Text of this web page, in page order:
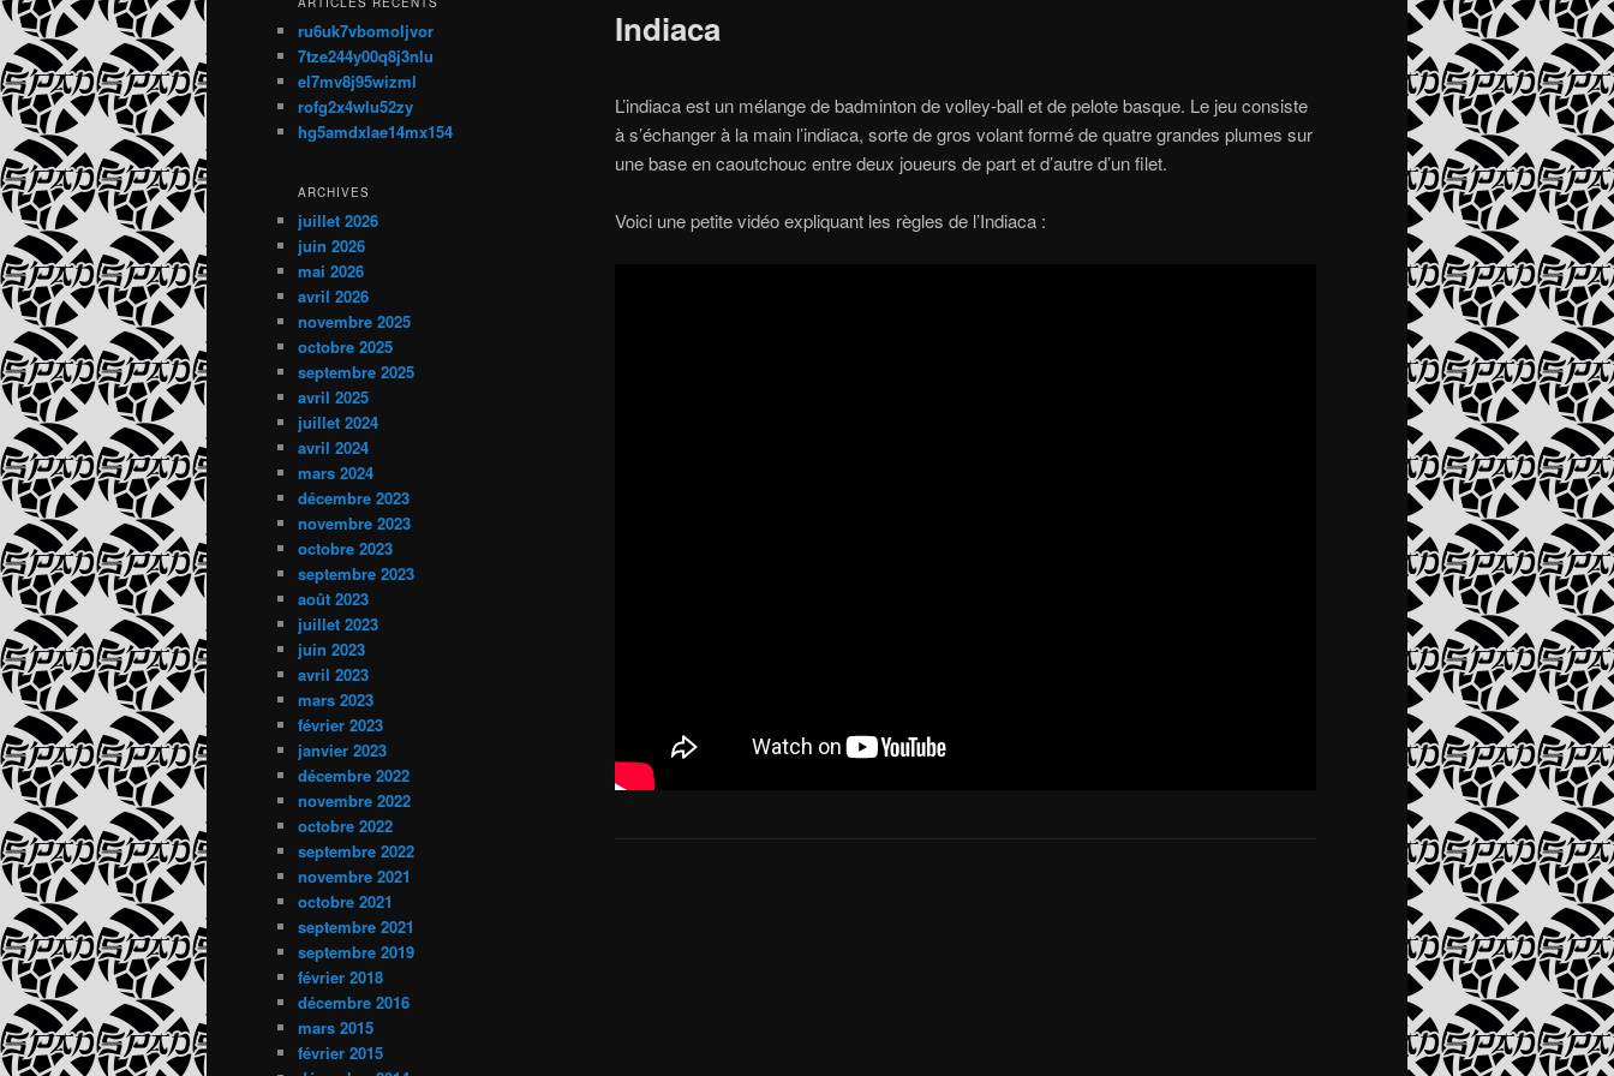
Indiaca
L’indiaca est un mélange de badminton de volley-ball et de pelote basque. Le jeu consiste
à s’échanger à la main l’indiaca, sorte de gros volant formé de quatre grandes plumes sur
une base en caoutchouc entre deux joueurs de part et d’autre d’un filet.
Voici une petite vidéo expliquant les règles de l’Indiaca :
ru6uk7vbomoljvor
7tze244y00q8j3nlu
el7mv8j95wizml
rofg2x4wlu52zy
hg5amdxlae14mx154
ARCHIVES
juillet 2026
juin 2026
mai 2026
avril 2026
novembre 2025
octobre 2025
septembre 2025
avril 2025
juillet 2024
avril 2024
mars 2024
décembre 2023
novembre 2023
octobre 2023
septembre 2023
août 2023
juillet 2023
juin 2023
avril 2023
mars 2023
février 2023
janvier 2023
décembre 2022
novembre 2022
octobre 2022
septembre 2022
novembre 2021
octobre 2021
septembre 2021
septembre 2019
février 2018
décembre 2016
mars 2015
février 2015